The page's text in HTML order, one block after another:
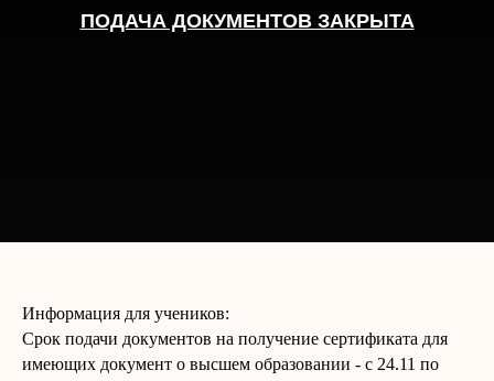
ПОДАЧА ДОКУМЕНТОВ ЗАКРЫТА
Информация для учеников:
Срок подачи документов на получение сертификата для
имеющих документ о высшем образовании - с 24.11 по